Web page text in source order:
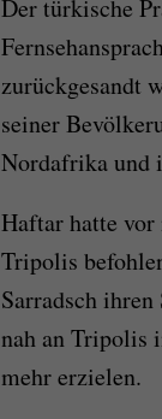
Der türkische
zurückgesandt
seiner
Nordafrika und
Haftar hatte vor
Tripolis
Sarradsch
nah an Tripolis
mehr erzielen.